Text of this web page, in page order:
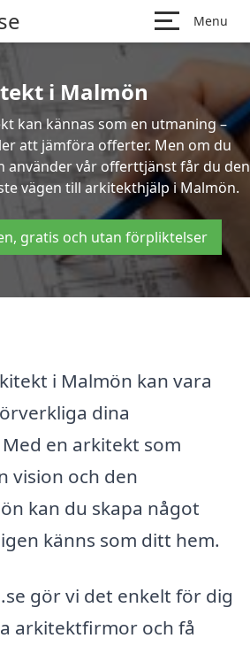
Menu
i Malmön
kan kännas som en utmaning –
att jämföra offerter. Men om du
använder vår offerttjänst får du den
vägen till arkitekthjälp i Malmön.
gratis och utan förpliktelser
i Malmön kan vara
dina
en arkitekt som
vision och den
kan du skapa något
känns som ditt hem.
gör vi det enkelt för dig
arkitektfirmor och få